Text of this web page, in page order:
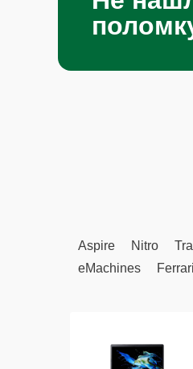
Aspire Nitro
eMachines
Ferrari